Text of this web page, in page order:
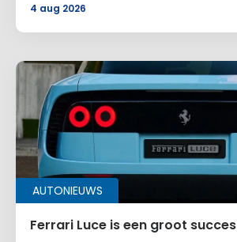
4 aug 2026
AUTONIEUWS
Ferrari Luce is een groot succes